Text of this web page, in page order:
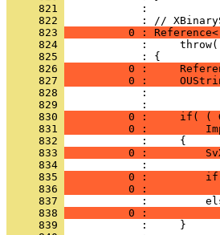
     821
            :
     822
     823
0 :
     824
     825
     826
0 :
     827
0 :
     828
     829
     830
0 :     if( (
     831
0 :
     832
     833
0 :
     834
     835
0 :
     836
0 :
     837
     838
0 :
     839